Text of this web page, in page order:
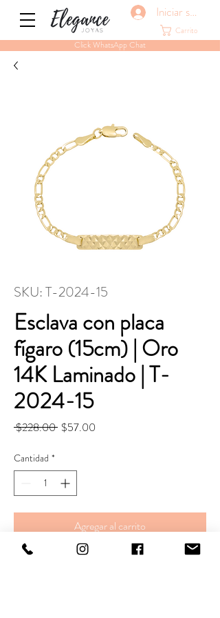
Carrito
Click WhatsApp Chat
Iniciar sesión
SKU: T-2024-15
Esclava con placa
fígaro (15cm) | Oro
14K Laminado | T-
2024-15
$228.00 Precio
$57.00
Cantidad *
Agregar al carrito